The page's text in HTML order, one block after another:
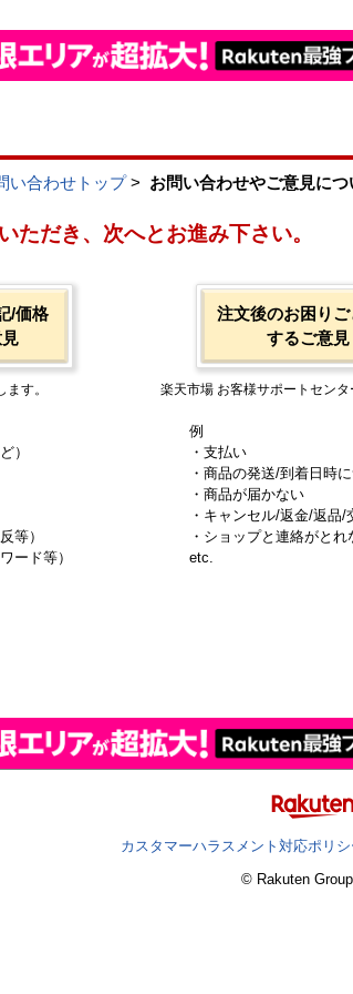
い合わせトップ> お問い合わせやご意見につ
ただき、次へとお進み下さい。
/価格
ます。
）
等）
ード等）
注文後のお困り
するご意見
楽天市場 お客様サポートセンタ
例
・支払い
・商品の発送/到着日時
・商品が届かない
・キャンセル/返金/返品/
・ショップと連絡がとれ
etc.
カスタマーハラスメント対応ポリシ
© Rakuten